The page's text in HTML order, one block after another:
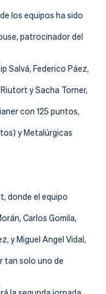
los equipos ha sido
patrocinador del
Salvá, Federico Páez,
y Sacha Torner,
con 125 puntos,
y Metalúrgicas
donde el equipo
Carlos Gomila,
y Miguel Angel Vidal,
tan solo uno de